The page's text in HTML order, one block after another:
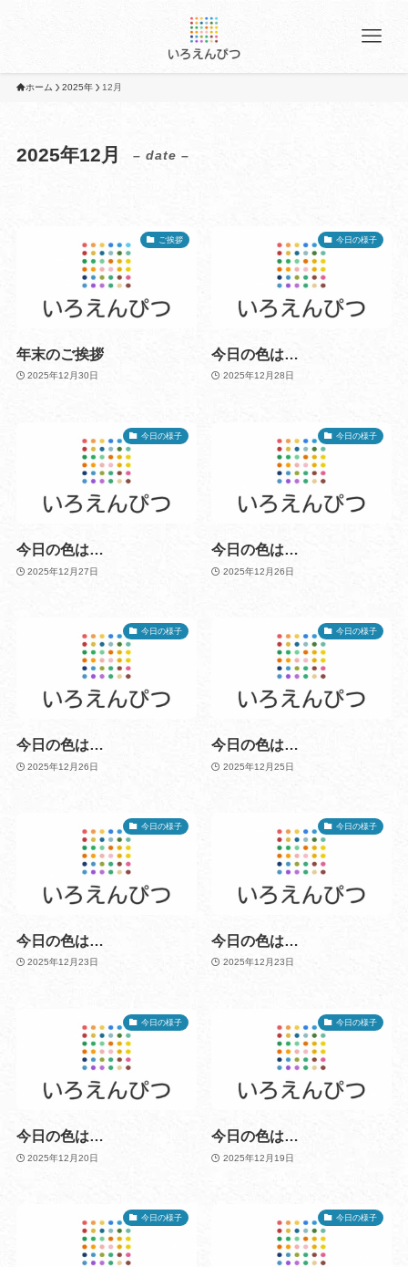
ホーム 2025年 12月
2025年12月 – date –
ご挨拶
年末のご挨拶
2025年12月30日
今日の様子
今日の色は…
2025年12月28日
今日の様子
今日の色は…
2025年12月27日
今日の様子
今日の色は…
2025年12月26日
今日の様子
今日の色は…
2025年12月26日
今日の様子
今日の色は…
2025年12月25日
今日の様子
今日の色は…
2025年12月23日
今日の様子
今日の色は…
2025年12月23日
今日の様子
今日の色は…
2025年12月20日
今日の様子
今日の色は…
2025年12月19日
今日の様子 今日の様子